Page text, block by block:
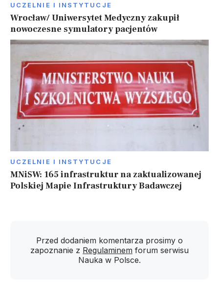
UCZELNIE I INSTYTUCJE
Wrocław/ Uniwersytet Medyczny zakupił
nowoczesne symulatory pacjentów
UCZELNIE I INSTYTUCJE
MNiSW: 165 infrastruktur na zaktualizowanej
Polskiej Mapie Infrastruktury Badawczej
Przed dodaniem komentarza prosimy o
zapoznanie z Regulaminem forum serwisu
Nauka w Polsce.